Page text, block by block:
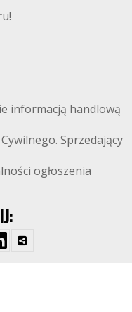
informacją handlową
Sprzedający
ogłoszenia